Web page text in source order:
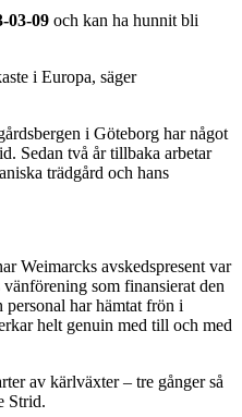
03-09 och kan ha hunnit bli
i Europa, säger
i Göteborg har något
Sedan två år tillbaka arbetar
trädgård och hans
Weimarcks avskedspresent var
som finansierat den
personal har hämtat frön i
helt genuin med till och med
av kärlväxter – tre gånger så
Strid.